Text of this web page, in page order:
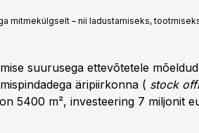
mitmekülgselt – nii ladustamiseks,
suurusega ettevõtetele
äripiirkonna ( stock
5400 m², investeering 7 miljonit